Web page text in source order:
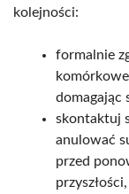
kolejności:
formalnie
domagając
skontaktuj
anulować
przed
przyszłości,